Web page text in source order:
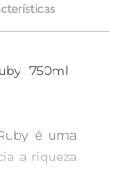
750ml
é uma
a riqueza